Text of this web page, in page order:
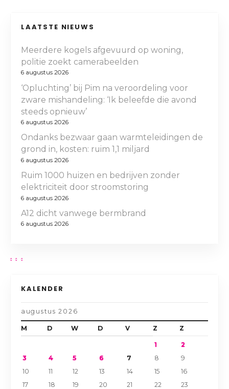
LAATSTE NIEUWS
Meerdere kogels afgevuurd op woning,
politie zoekt camerabeelden
6 augustus 2026
‘Opluchting’ bij Pim na veroordeling voor
zware mishandeling: ‘Ik beleefde die avond
steeds opnieuw’
6 augustus 2026
Ondanks bezwaar gaan warmteleidingen de
grond in, kosten: ruim 1,1 miljard
6 augustus 2026
Ruim 1000 huizen en bedrijven zonder
elektriciteit door stroomstoring
6 augustus 2026
A12 dicht vanwege bermbrand
6 augustus 2026
KALENDER
augustus 2026
M D W D V Z Z
1
2
3
4 5 6 7 8
9
10
11 12 13 14 15
16
17
18 19 20 21 22
23